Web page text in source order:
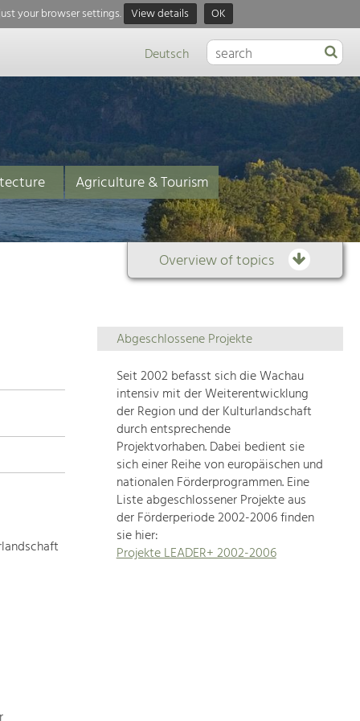
your browser settings. View details OK
Deutsch
Agriculture & Tourism
Overview of topics
Overview
of
topics
Development
within
our
region
is
extremely
diverse.
Which
Abgeschlossene Projekte
Seit 2002 befasst sich die Wachau
intensiv mit der Weiterentwicklung
der Region und der Kulturlandschaft
durch entsprechende
Projektvorhaben. Dabei bedient sie
sich einer Reihe von europäischen und
nationalen Förderprogrammen. Eine
Liste abgeschlossener Projekte aus
der Förderperiode 2002-2006 finden
sie hier:
Projekte LEADER+ 2002-2006